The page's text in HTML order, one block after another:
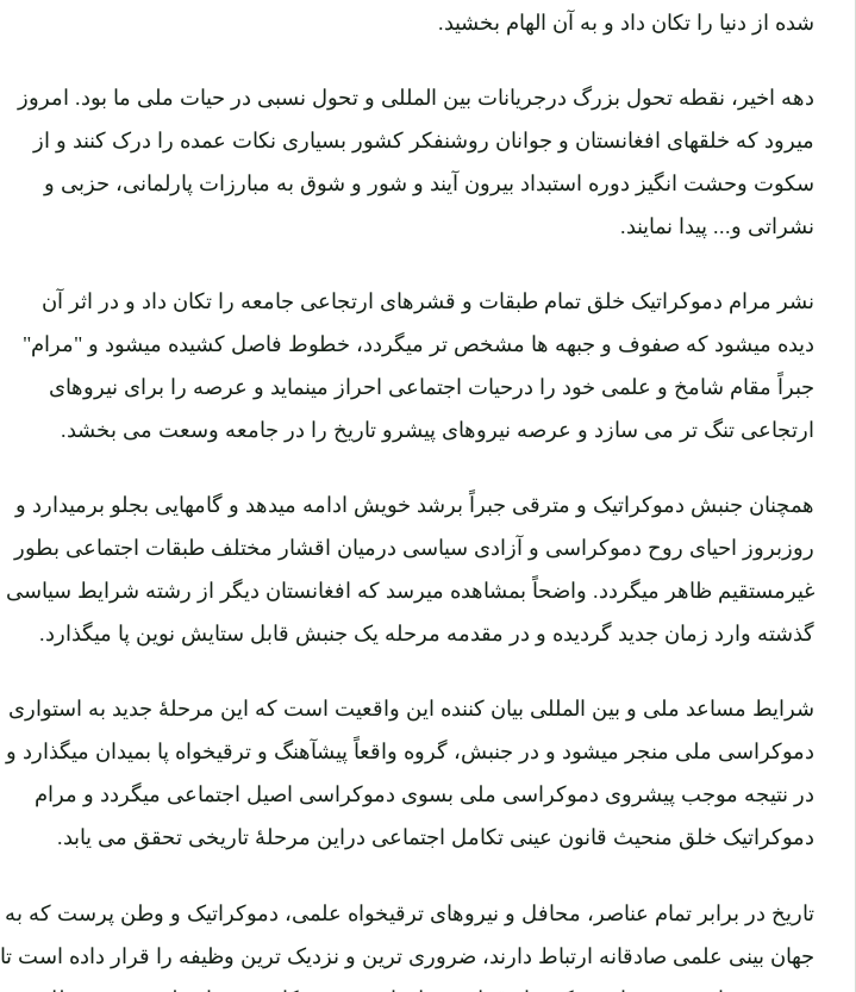
شده از دنیا را تکان داد و به آن الهام بخشید.
دهه اخیر، نقطه تحول بزرگ درجریانات بین المللی و تحول نسبی در حیات ملی ما بود. امروز
میرود که خلقهای افغانستان و جوانان روشنفکر کشور بسیاری نکات عمده را درک کنند و از
سکوت وحشت انگیز دوره استبداد بیرون آیند و شور و شوق به مبارزات پارلمانی، حزبی و
نشراتی و... پیدا نمایند.
نشر مرام دموکراتیک خلق تمام طبقات و قشرهای ارتجاعی جامعه را تکان داد و در اثر آن
دیده میشود که صفوف و جبهه ها مشخص تر میگردد، خطوط فاصل کشیده میشود و "مرام"
جبراً مقام شامخ و علمی خود را درحیات اجتماعی احراز مینماید و عرصه را برای نیروهای
ارتجاعی تنگ تر می سازد و عرصه نیروهای پیشرو تاریخ را در جامعه وسعت می بخشد.
همچنان جنبش دموکراتیک و مترقی جبراً برشد خویش ادامه میدهد و گامهایی بجلو برمیدارد و
روزبروز احیای روح دموکراسی و آزادی سیاسی درمیان اقشار مختلف طبقات اجتماعی بطور
غیرمستقیم ظاهر میگردد. واضحاً بمشاهده میرسد که افغانستان دیگر از رشته شرایط سیاسی
گذشته وارد زمان جدید گردیده و در مقدمه مرحله یک جنبش قابل ستایش نوین پا میگذارد.
شرایط مساعد ملی و بین المللی بیان کننده این واقعیت است که این مرحلۀ جدید به استواری
دموکراسی ملی منجر میشود و در جنبش، گروه واقعاً پیشآهنگ و ترقیخواه پا بمیدان میگذارد و
در نتیجه موجب پیشروی دموکراسی ملی بسوی دموکراسی اصیل اجتماعی میگردد و مرام
دموکراتیک خلق منحیث قانون عینی تکامل اجتماعی دراین مرحلۀ تاریخی تحقق می یابد.
تاریخ در برابر تمام عناصر، محافل و نیروهای ترقیخواه علمی، دموکراتیک و وطن پرست که به
جهان بینی علمی صادقانه ارتباط دارند، ضروری ترین و نزدیک ترین وظیفه را قرار داده است تا